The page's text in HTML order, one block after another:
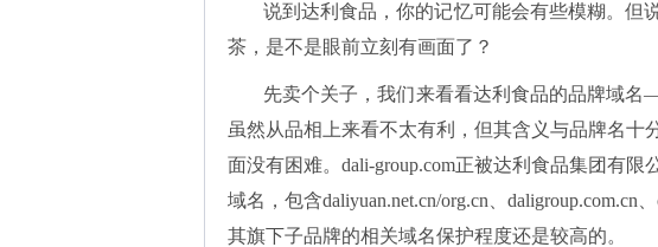
说到达利食品，你的记忆可能会有些模糊。但
茶，是不是眼前立刻有画面了？
先卖个关子，我们来看看达利食品的品牌域名
虽然从品相上来看不太有利，但其含义与品牌名十
面没有困难。dali-group.com正被达利食品集团有
域名，包含daliyuan.net.cn/org.cn、daligroup.com.cn
其旗下子品牌的相关域名保护程度还是较高的。